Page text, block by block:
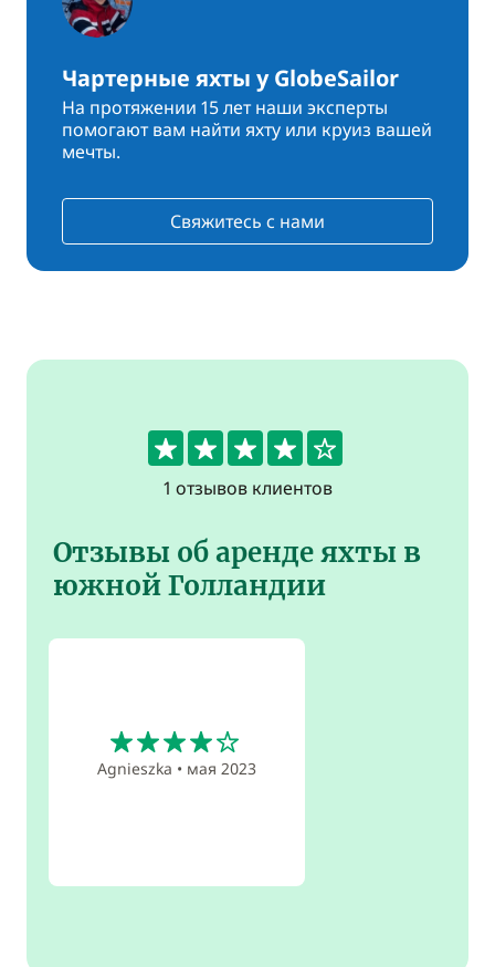
Чартерные яхты у GlobeSailor
На протяжении 15 лет наши эксперты
помогают вам найти яхту или круиз вашей
мечты.
Свяжитесь с нами
4
1 отзывов клиентов
Отзывы об аренде яхты в
южной Голландии
Agnieszka • мая 2023